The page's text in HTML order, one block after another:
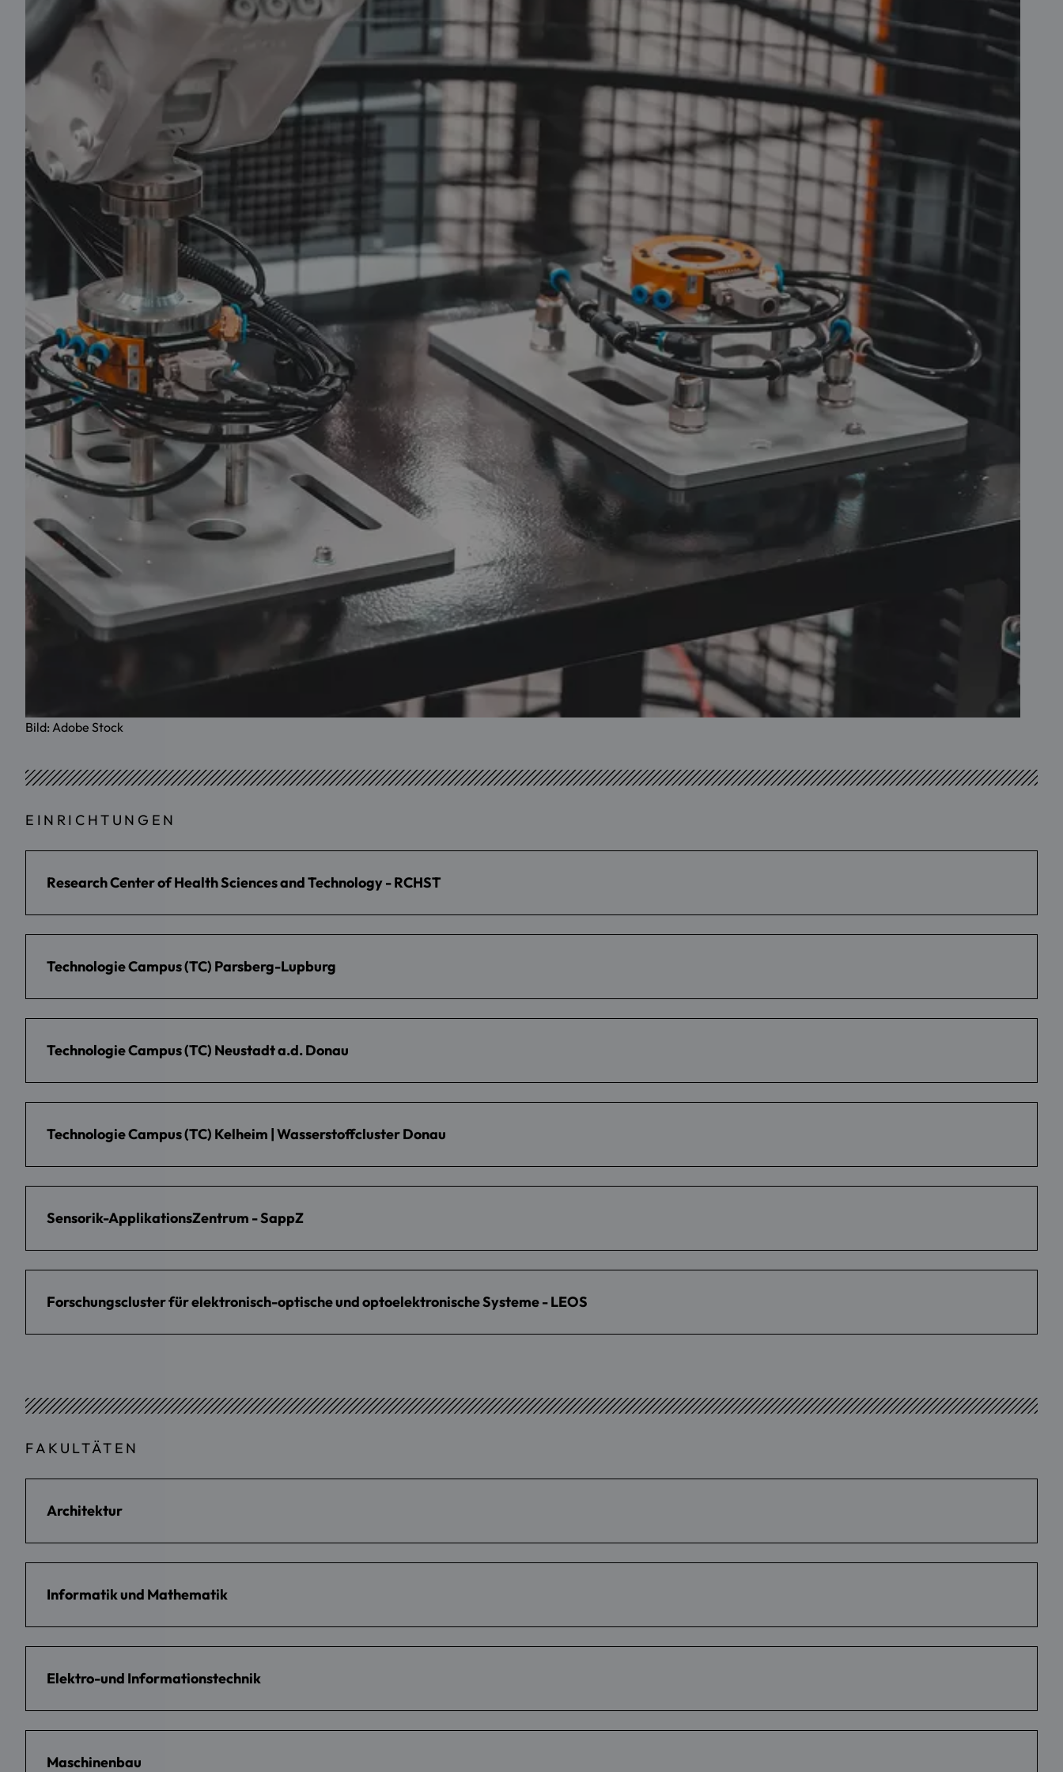
Bild: Adobe Stock
EINRICHTUNGEN
Research Center of Health Sciences and Technology - RCHST
Technologie Campus (TC) Parsberg-Lupburg
Technologie Campus (TC) Neustadt a.d. Donau
Technologie Campus (TC) Kelheim | Wasserstoffcluster Donau
Sensorik-ApplikationsZentrum - SappZ
Forschungscluster für elektronisch-optische und optoelektronische Systeme - LEOS
FAKULTÄTEN
Architektur
Informatik und Mathematik
Elektro-und Informationstechnik
Maschinenbau